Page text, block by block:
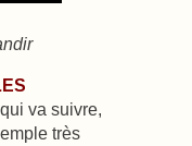
va suivre,
très